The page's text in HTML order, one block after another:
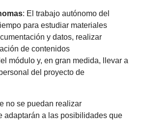
: El trabajo autónomo del
para estudiar materiales
y datos, realizar
de contenidos
módulo y, en gran medida, llevar a
del proyecto de
no se puedan realizar
adaptarán a las posibilidades que